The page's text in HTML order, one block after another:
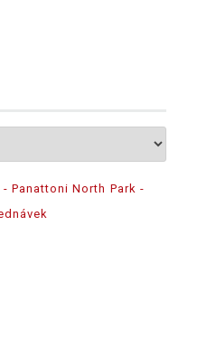
Panattoni North Park -